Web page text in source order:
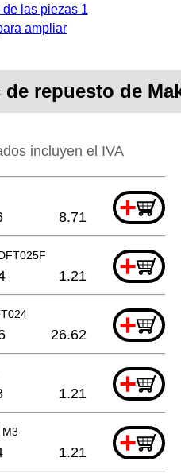
las piezas 1
ampliar
repuesto de
incluyen el IVA
+
8.71
+
1.21
+
26.62
+
1.21
+
1.21